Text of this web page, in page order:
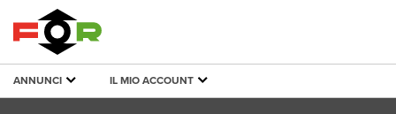
ANNUNCI IL MIO ACCOUNT